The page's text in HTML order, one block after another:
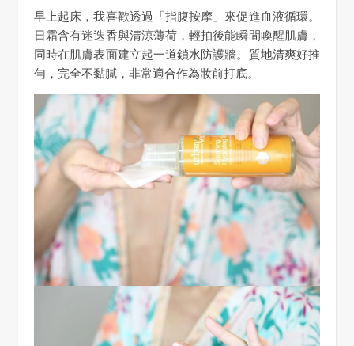
早上起床，我喜歡透過「指腹按摩」來促進血液循環。
日霜含有迷迭香與清涼薄荷，輕拍後能瞬間喚醒肌膚，
同時在肌膚表面建立起一道鎖水防護牆。質地清爽好推
勻，完全不黏膩，非常適合作為妝前打底。